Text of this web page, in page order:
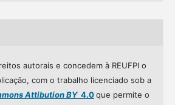
autorais e concedem à REUFPI o
com o trabalho licenciado sob a
Attibution BY4.0que permite o